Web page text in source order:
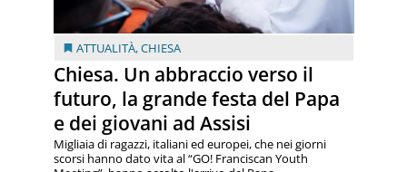
ATTUALITÀ,CHIESA
Chiesa. Un abbraccio verso il
futuro, la grande festa del Papa
e dei giovani ad Assisi
Migliaia di ragazzi, italiani ed europei, che nei giorni
scorsi hanno dato vita al “GO! Franciscan Youth